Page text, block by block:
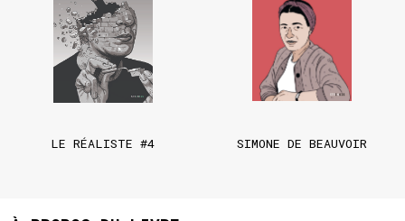
LE RÉALISTE #4 SIMONE DE BEAUVOIR